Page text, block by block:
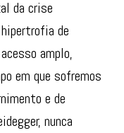
da crise
de
amplo,
em que sofremos
e de
nunca